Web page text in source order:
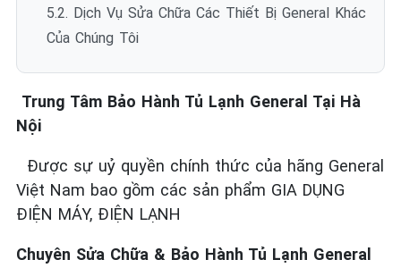
5.2. Dịch Vụ Sửa Chữa Các Thiết Bị General Khác
Của Chúng Tôi
Trung Tâm Bảo Hành Tủ Lạnh General Tại Hà
Nội
Được sự uỷ quyền chính thức của hãng General
Việt Nam bao gồm các sản phẩm GIA DỤNG
ĐIỆN MÁY, ĐIỆN LẠNH
Chuyên Sửa Chữa & Bảo Hành Tủ Lạnh General